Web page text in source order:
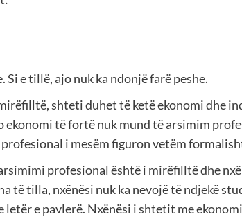
e tillë, ajo nuk ka ndonjë farë peshe.
shteti duhet të ketë ekonomi dhe
të fortë nuk mund të arsimim
i mesëm figuron vetëm
profesional është i mirëfilltë dhe
të tilla, nxënësi nuk ka nevojë të ndjekë
letër e pavlerë. Nxënësi i shtetit me